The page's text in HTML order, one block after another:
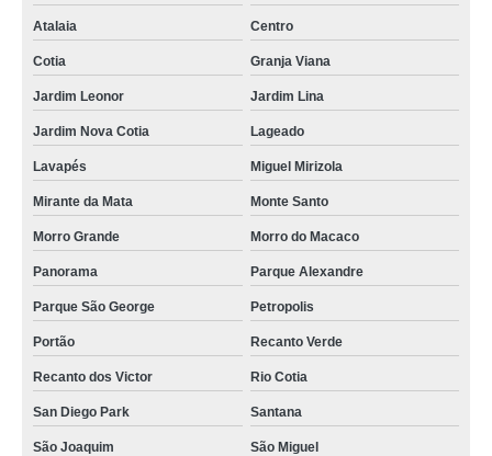
Atalaia Centro
Cotia Granja Viana
Jardim Leonor Jardim Lina
Jardim Nova Cotia Lageado
Lavapés Miguel Mirizola
Mirante da Mata Monte Santo
Morro Grande Morro do Macaco
Panorama Parque Alexandre
Parque São George Petropolis
Portão Recanto Verde
Recanto dos Victor Rio Cotia
San Diego Park Santana
São Joaquim
São Miguel